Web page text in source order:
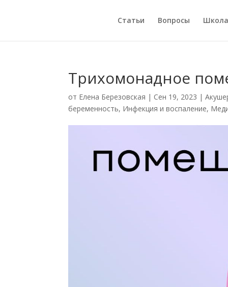
Статьи Вопросы Школа
Трихомонадное
от Елена Березовская | Сен 19, 2023 |
беременность, Инфекция и воспаление,